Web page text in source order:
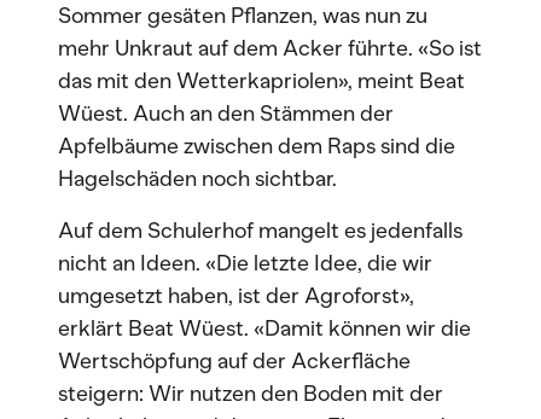
Sommer gesäten Pflanzen, was nun zu
mehr Unkraut auf dem Acker führte. «So ist
das mit den Wetterkapriolen», meint Beat
Wüest. Auch an den Stämmen der
Apfelbäume zwischen dem Raps sind die
Hagelschäden noch sichtbar.
Auf dem Schulerhof mangelt es jedenfalls
nicht an Ideen. «Die letzte Idee, die wir
umgesetzt haben, ist der Agroforst»,
erklärt Beat Wüest. «Damit können wir die
Wertschöpfung auf der Ackerfläche
steigern: Wir nutzen den Boden mit der